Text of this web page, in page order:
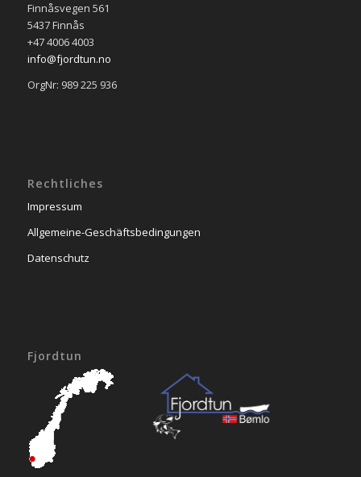
Finnåsvegen 561
5437 Finnås
+47 4006 4003
info@fjordtun.no
OrgNr: 989 225 936
Rechtliches
Impressum
Allgemeine-Geschäftsbedingungen
Datenschutz
Fjordtun